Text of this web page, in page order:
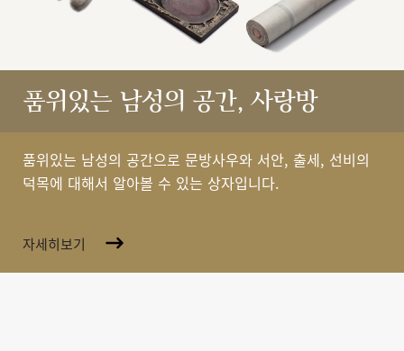
품위있는 남성의 공간, 사랑방
품위있는 남성의 공간으로 문방사우와 서안, 출세, 선비의
덕목에 대해서 알아볼 수 있는 상자입니다.
자세히보기